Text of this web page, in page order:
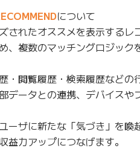
について
されたオススメを表示する
、複数のマッチングロジッ
・閲覧履歴・検索履歴など
データとの連携、デバイス
ーザに新たな「気づき」を
力アップにつなげます。